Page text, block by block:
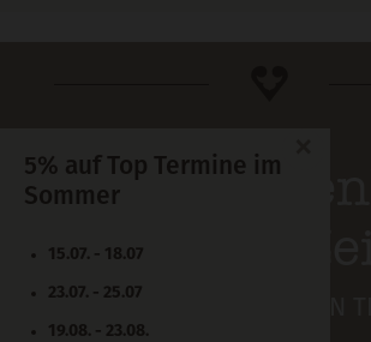
Mocht's
guate Zeit
5% auf Top Termine im
Sommer
15.07. - 18.07
23.07. - 25.07
19.08. - 23.08.